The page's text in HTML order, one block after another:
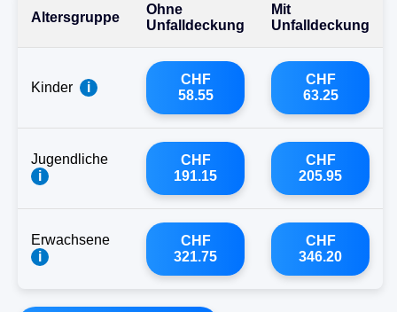
Altersgruppe
Ohne
Unfalldeckung
Mit
Unfalldeckung
Kinder i
CHF
58.55
CHF
63.25
Jugendliche
i
CHF
191.15
CHF
205.95
Erwachsene
i
CHF
321.75
CHF
346.20